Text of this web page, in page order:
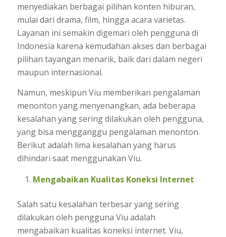
menyediakan berbagai pilihan konten hiburan,
mulai dari drama, film, hingga acara varietas.
Layanan ini semakin digemari oleh pengguna di
Indonesia karena kemudahan akses dan berbagai
pilihan tayangan menarik, baik dari dalam negeri
maupun internasional.
Namun, meskipun Viu memberikan pengalaman
menonton yang menyenangkan, ada beberapa
kesalahan yang sering dilakukan oleh pengguna,
yang bisa mengganggu pengalaman menonton.
Berikut adalah lima kesalahan yang harus
dihindari saat menggunakan Viu.
Mengabaikan Kualitas Koneksi Internet
Salah satu kesalahan terbesar yang sering
dilakukan oleh pengguna Viu adalah
mengabaikan kualitas koneksi internet. Viu,